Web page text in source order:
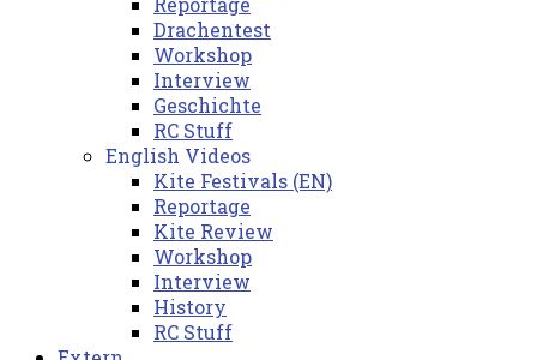
Drachentest
Workshop
Interview
Geschichte
RC Stuff
English Videos
Kite Festivals (EN)
Reportage
Kite Review
Workshop
Interview
History
RC Stuff